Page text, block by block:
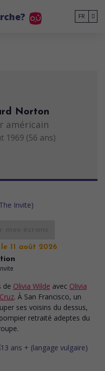
FR
Norton
américain
1969 (56 ans)
11 août 2026
de Olivia Wilde avec Olivia
. À San Francisco, un
ses voisins du dessus,
retraité adeptes du